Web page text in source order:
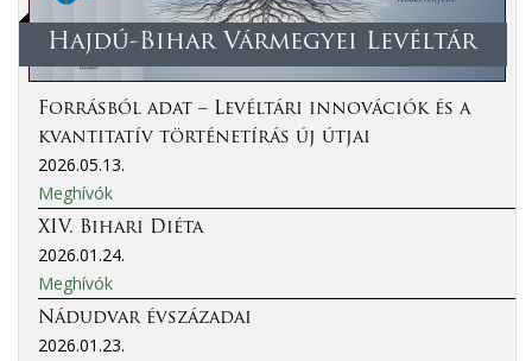
Hajdú-Bihar Vármegyei Levéltár
Forrásból adat – Levéltári innovációk és a
kvantitatív történetírás új útjai
2026.05.13.
Meghívók
XIV. Bihari Diéta
2026.01.24.
Meghívók
Nádudvar évszázadai
2026.01.23.